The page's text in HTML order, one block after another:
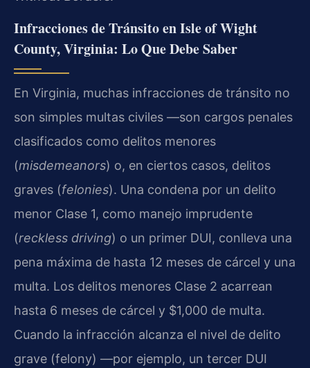
Infracciones de Tránsito en Isle of Wight
County, Virginia: Lo Que Debe Saber
En Virginia, muchas infracciones de tránsito no
son simples multas civiles —son cargos penales
clasificados como delitos menores
(misdemeanors) o, en ciertos casos, delitos
graves (felonies). Una condena por un delito
menor Clase 1, como manejo imprudente
(reckless driving) o un primer DUI, conlleva una
pena máxima de hasta 12 meses de cárcel y una
multa. Los delitos menores Clase 2 acarrean
hasta 6 meses de cárcel y $1,000 de multa.
Cuando la infracción alcanza el nivel de delito
grave (felony) —por ejemplo, un tercer DUI